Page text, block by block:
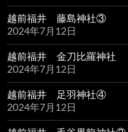
越前福井 藤島神社③
2024年7月12日
越前福井 金刀比羅神社
2024年7月12日
越前福井 足羽神社④
2024年7月12日